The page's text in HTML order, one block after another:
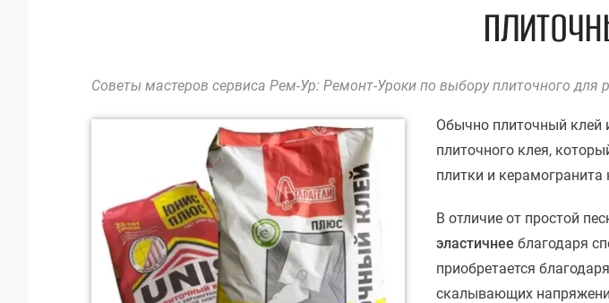
Советы мастеров сервиса Рем-Ур: Ремонт-Уроки по выбору плиточного для
Обычно плиточный клей
плиточного клея,
плитки и керамогранита
В отличие от простой
эластичнее благодаря
приобретается
скалывающих